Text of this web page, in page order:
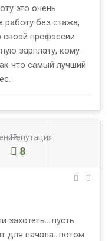
это очень
работу без стажа,
профессии
зарплату, кому
что самый лучший
Репутация
8
захотеть....пусть
для начала...потом